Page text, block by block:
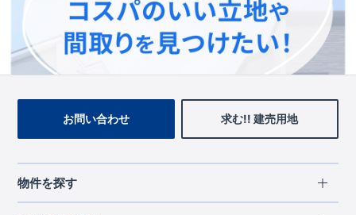
お問い合わせ 求む!! 建売用地
物件を探す